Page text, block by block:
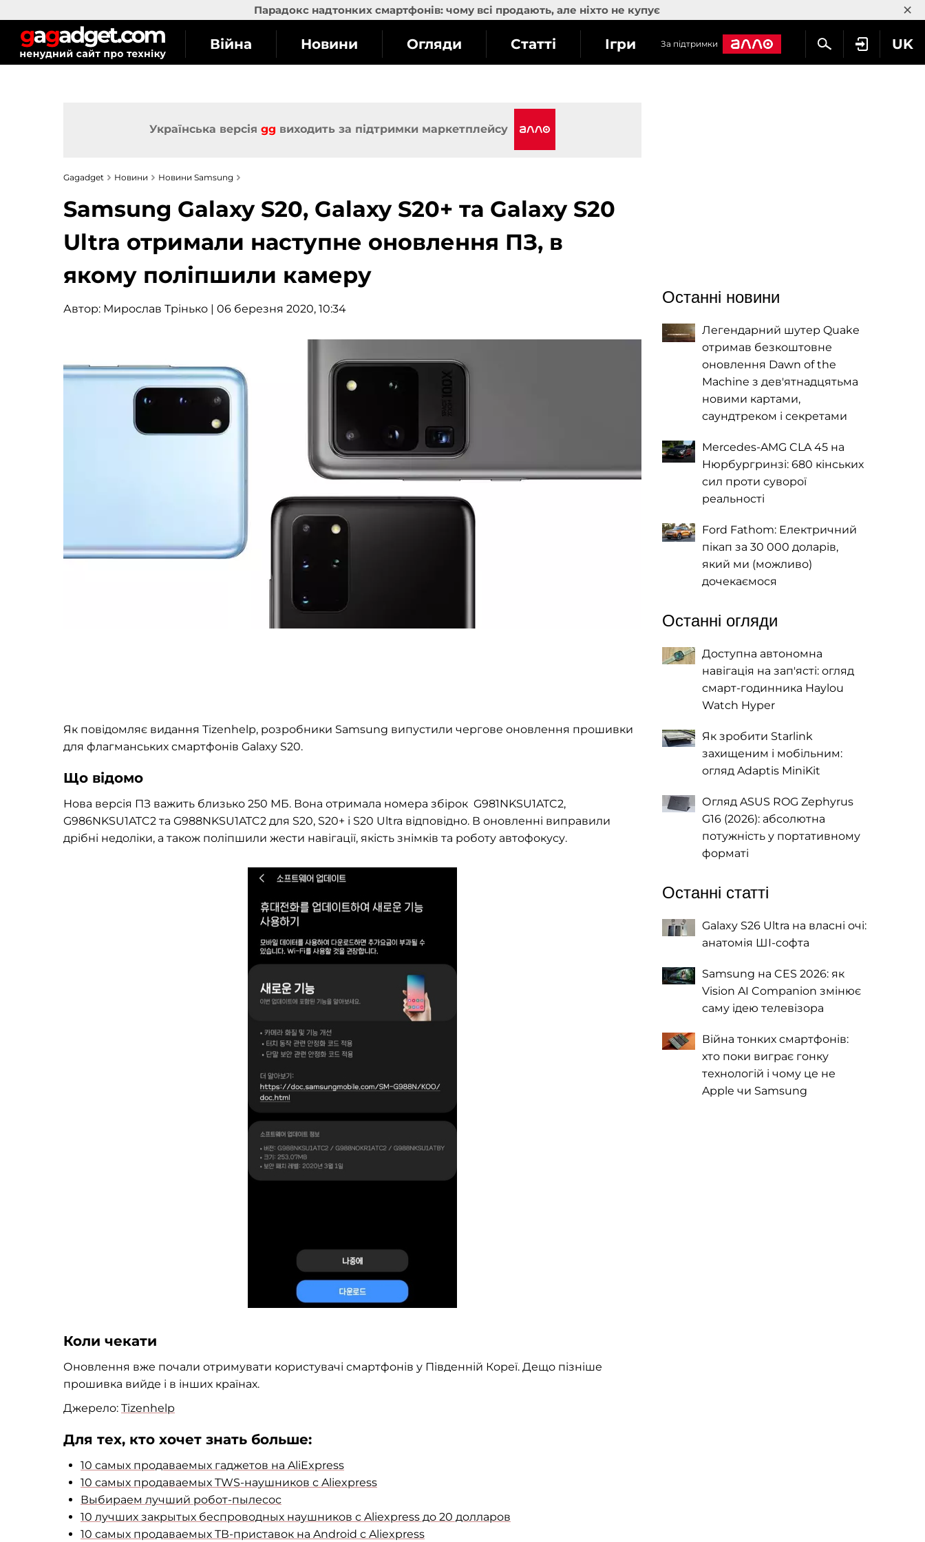
Парадокс надтонких смартфонів: чому всі продають, але ніхто не купує ×
UK
Війна Новини Огляди Статті Ігри За підтримки
Українська версія gg виходить за підтримки маркетплейсу
Gagadget Новини Новини Samsung
Samsung Galaxy S20, Galaxy S20+ та Galaxy S20
Ultra отримали наступне оновлення ПЗ, в
якому поліпшили камеру
Автор: Мирослав Трінько | 06 березня 2020, 10:34
Як повідомляє видання Tizenhelp, розробники Samsung випустили чергове оновлення прошивки
для флагманських смартфонів Galaxy S20.
Що відомо
Нова версія ПЗ важить близько 250 МБ. Вона отримала номера збірок G981NKSU1ATC2,
G986NKSU1ATC2 та G988NKSU1ATC2 для S20, S20+ і S20 Ultra відповідно. В оновленні виправили
дрібні недоліки, а також поліпшили жести навігації, якість знімків та роботу автофокусу.
Коли чекати
Оновлення вже почали отримувати користувачі смартфонів у Південній Кореї. Дещо пізніше
прошивка вийде і в інших країнах.
Джерело: Tizenhelp
Для тех, кто хочет знать больше:
10 самых продаваемых гаджетов на AliExpress
10 самых продаваемых TWS-наушников с Aliexpress
Выбираем лучший робот-пылесос
10 лучших закрытых беспроводных наушников с Aliexpress до 20 долларов
10 самых продаваемых ТВ-приставок на Android с Aliexpress
Останні новини
Легендарний шутер Quake
отримав безкоштовне
оновлення Dawn of the
Machine з дев'ятнадцятьма
новими картами,
саундтреком і секретами
Mercedes-AMG CLA 45 на
Нюрбургринзі: 680 кінських
сил проти суворої
реальності
Ford Fathom: Електричний
пікап за 30 000 доларів,
який ми (можливо)
дочекаємося
Останні огляди
Доступна автономна
навігація на зап'ясті: огляд
смарт-годинника Haylou
Watch Hyper
Як зробити Starlink
захищеним і мобільним:
огляд Adaptis MiniKit
Огляд ASUS ROG Zephyrus
G16 (2026): абсолютна
потужність у портативному
форматі
Останні статті
Galaxy S26 Ultra на власні очі:
анатомія ШІ-софта
Samsung на CES 2026: як
Vision AI Companion змінює
саму ідею телевізора
Війна тонких смартфонів:
хто поки виграє гонку
технологій і чому це не
Apple чи Samsung